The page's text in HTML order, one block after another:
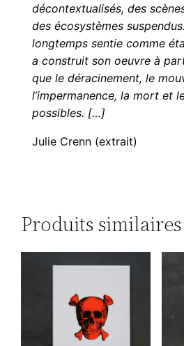
décontextualisés, des
des écosystèmes
longtemps sentie comme
a construit son oeuvre à
que le déracinement, le
l’impermanence, la mort et
possibles. […]
Julie Crenn (extrait)
Produits similaires